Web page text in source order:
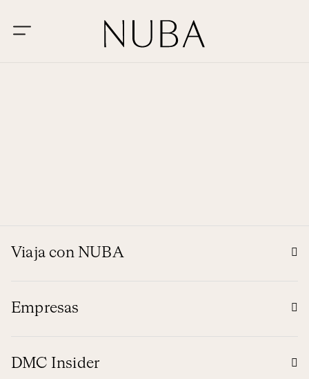
Viaja con NUBA
Empresas
DMC Insider